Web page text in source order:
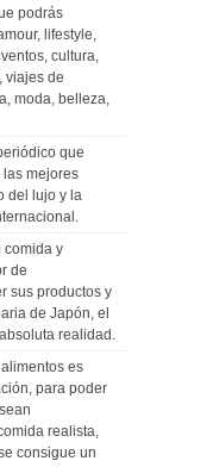
podrás
lifestyle,
cultura,
viajes de
moda, belleza,
que
mejores
del lujo y la
comida y
de
sus productos y
de Japón, el
realidad.
es
para poder
realista,
consigue un